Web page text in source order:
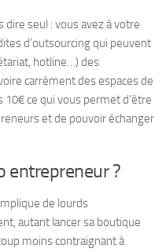
seul : vous avez à votre
d’outsourcing qui peuvent
hotline…) des
carrément des espaces de
10€ ce qui vous permet d’être
et de pouvoir échanger
entrepreneur ?
de lourds
autant lancer sa boutique
moins contraignant à